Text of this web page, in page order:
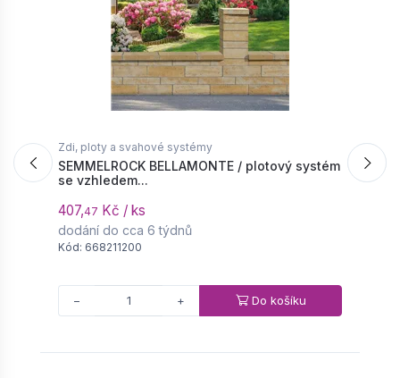
86,25Kč / ks
+
systém 50x50x25 cm - ZB 50 - šedá |
64865722
dodání do cca 6 týdnů
137,
Zdi, ploty a svahové systémy
SEMMELROCK BELLAMONTE / plotový systém
se vzhledem...
407,47 Kč / ks
dodání do cca 6 týdnů
Kód: 668211200
− + Do košíku